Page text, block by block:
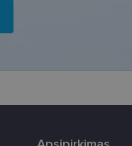
shipping_country
CookieScriptConsent